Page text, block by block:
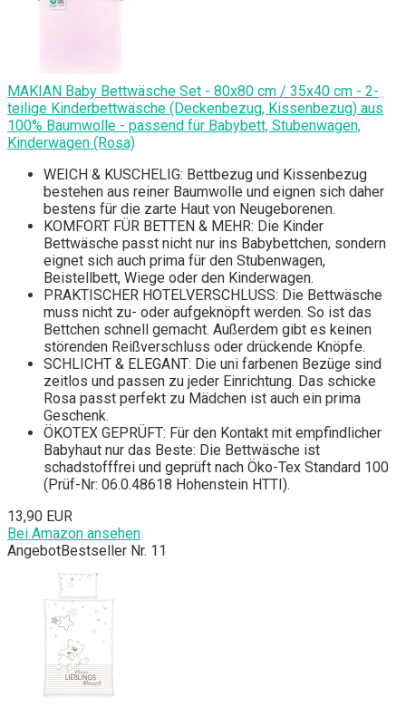
MAKIAN Baby Bettwäsche Set - 80x80 cm / 35x40 cm - 2-
teilige Kinderbettwäsche (Deckenbezug, Kissenbezug) aus
100% Baumwolle - passend für Babybett, Stubenwagen,
Kinderwagen (Rosa)
WEICH & KUSCHELIG: Bettbezug und Kissenbezug
bestehen aus reiner Baumwolle und eignen sich daher
bestens für die zarte Haut von Neugeborenen.
KOMFORT FÜR BETTEN & MEHR: Die Kinder
Bettwäsche passt nicht nur ins Babybettchen, sondern
eignet sich auch prima für den Stubenwagen,
Beistellbett, Wiege oder den Kinderwagen.
PRAKTISCHER HOTELVERSCHLUSS: Die Bettwäsche
muss nicht zu- oder aufgeknöpft werden. So ist das
Bettchen schnell gemacht. Außerdem gibt es keinen
störenden Reißverschluss oder drückende Knöpfe.
SCHLICHT & ELEGANT: Die uni farbenen Bezüge sind
zeitlos und passen zu jeder Einrichtung. Das schicke
Rosa passt perfekt zu Mädchen ist auch ein prima
Geschenk.
ÖKOTEX GEPRÜFT: Für den Kontakt mit empfindlicher
Babyhaut nur das Beste: Die Bettwäsche ist
schadstofffrei und geprüft nach Öko-Tex Standard 100
(Prüf-Nr: 06.0.48618 Hohenstein HTTI).
13,90 EUR
Bei Amazon ansehen
AngebotBestseller Nr. 11